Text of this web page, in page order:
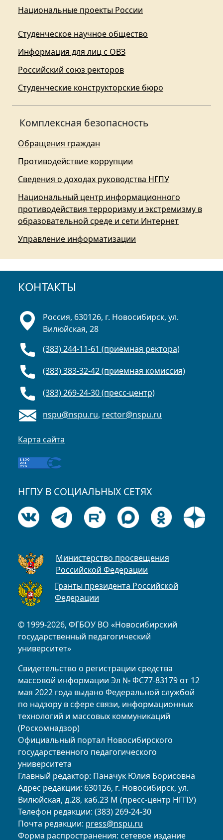
Национальные проекты России
Студенческое научное общество
Информация для лиц с ОВЗ
Российский союз ректоров
Студенческие конструкторские бюро
Комплексная безопасность
Обращения граждан
Противодействие коррупции
Сведения о доходах руководства НГПУ
Национальный центр информационного
противодействия терроризму и экстремизму в
образовательной среде и сети Интернет
Управление информатизации
КОНТАКТЫ
© 1999-2026, ФГБОУ ВО «Новосибирский
государственный педагогический
университет»
Свидетельство о регистрации средства
массовой информации Эл № ФС77-83179 от 12
мая 2022 года выдано Федеральной службой
по надзору в сфере связи, информационных
технологий и массовых коммуникаций
(Роскомнадзор)
Официальный портал Новосибирского
государственного педагогического
университета
Главный редактор: Паначук Юлия Борисовна
Адрес редакции: 630126, г. Новосибирск, ул.
Вилюйская, д.28, каб.23 М (пресс-центр НГПУ)
Телефон редакции: (383) 269-24-30
Почта редакции: press@nspu.ru
Форма распространения: сетевое издание
Россия, 630126, г. Новосибирск, ул.
Вилюйская, 28
(383) 244-11-61 (приёмная ректора)
(383) 383-32-42 (приёмная комиссия)
(383) 269-24-30 (пресс-центр)
nspu@nspu.ru, rector@nspu.ru
Карта сайта
НГПУ В СОЦИАЛЬНЫХ СЕТЯХ
Министерство просвещения
Российской Федерации
Гранты президента Российской
Федерации